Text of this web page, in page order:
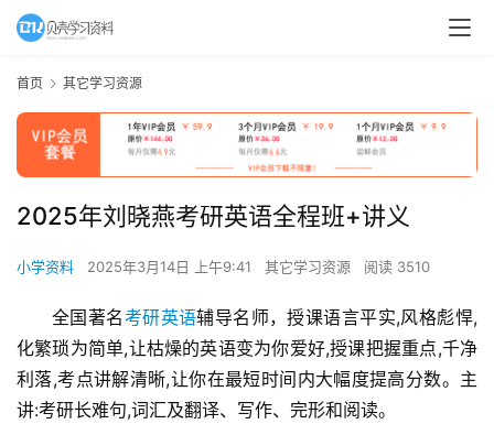
首页 其它学习资源
2025年刘晓燕考研英语全程班+讲义
小学资料 2025年3月14日 上午9:41 其它学习资源 阅读 3510
全国著名考研英语辅导名师，授课语言平实,风格彪悍,
化繁琐为简单,让枯燥的英语变为你爱好,授课把握重点,千净
利落,考点讲解清晰,让你在最短时间内大幅度提高分数。主
讲:考研长难句,词汇及翻译、写作、完形和阅读。